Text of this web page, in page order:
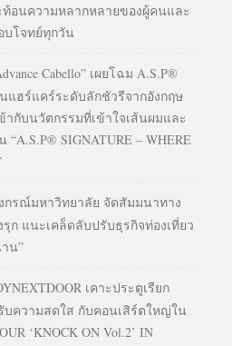
ะท้อนความหลากหลายของผู้คนและ
บโจทย์ทุกวัน
Cabello” เผยโฉม A.S.P®
แฮร์แคร์ระดับลักชัวรีจากอังกฤษ
กับนวัตกรรมที่เข้าใจเส้นผมและ
SIGNATURE – WHERE
รณ์มหาวิทยาลัย จัดสัมมนาทาง
ก แนะเคล็ดลับปรับธุรกิจท่องเที่ยว
น”
เคาะประตูเรียก
บความสดใส กับคอนเสิร์ตใหญ่ใน
‘KNOCK ON Vol.2’ IN